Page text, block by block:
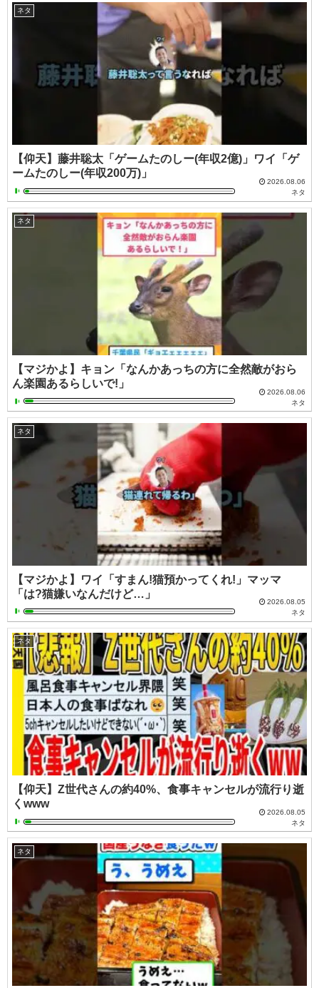
ネタ
【仰天】藤井聡太「ゲームたのしー(年収2億)」ワイ「ゲ
ームたのしー(年収200万)」
2026.08.06
ネタ
ネタ
【マジかよ】キョン「なんかあっちの方に全然敵がおら
ん楽園あるらしいで!」
2026.08.06
ネタ
ネタ
【マジかよ】ワイ「すまん!猫預かってくれ!」マッマ
「は?猫嫌いなんだけど…」
2026.08.05
ネタ
ネタ
【仰天】Z世代さんの約40%、食事キャンセルが流行り逝
くwww
2026.08.05
ネタ
ネタ